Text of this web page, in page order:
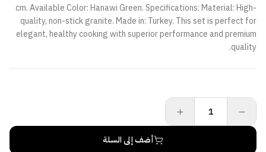
cm. Available Color: Hanawi Green. Specifications: Material: High-
quality, non-stick granite. Made in: Turkey. This set is perfect for
elegant, healthy cooking with superior performance and premium
quality.
أضف إلى السلة